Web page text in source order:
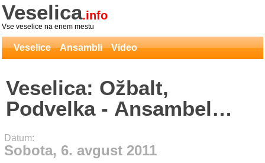
Veselica.info
Vse veselice na enem mestu
Veselice Ansambli Video
Veselica: Ožbalt,
Podvelka - Ansambel
Spev
Datum:
Sobota, 6. avgust 2011